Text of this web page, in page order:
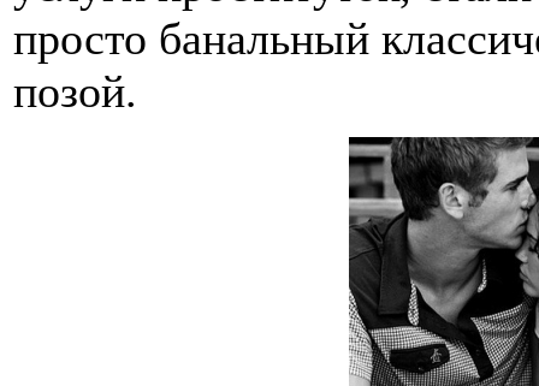
просто банальный
позой.